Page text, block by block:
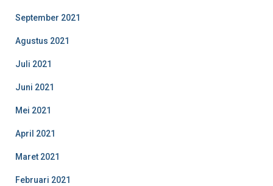
September 2021
Agustus 2021
Juli 2021
Juni 2021
Mei 2021
April 2021
Maret 2021
Februari 2021